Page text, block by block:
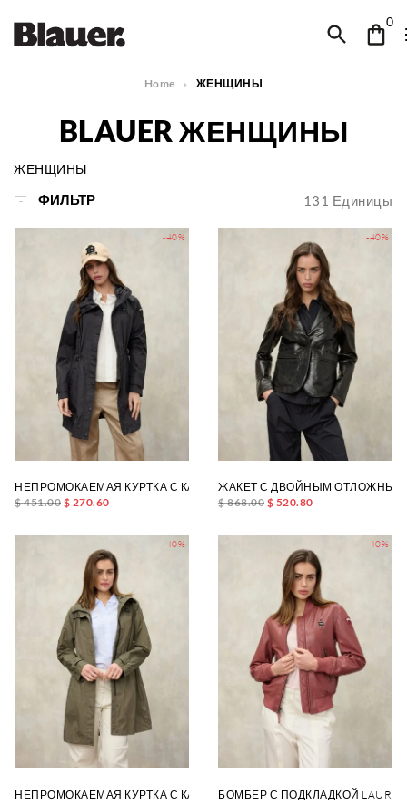
0
Home ЖЕНЩИНЫ
BLAUER ЖЕНЩИНЫ
ЖЕНЩИНЫ
ФИЛЬТР 131 Единицы
-40%
НЕПРОМОКАЕМАЯ КУРТКА С КАПЮШОНОМ THRUSH
$ 451.00 $ 270.60
-40%
ЖАКЕТ С ДВОЙНЫМ ОТЛОЖНЫМ
$ 868.00 $ 520.80
-40%
НЕПРОМОКАЕМАЯ КУРТКА С КАПЮШОНОМ THRUSH
-40%
БОМБЕР С ПОДКЛАДКОЙ